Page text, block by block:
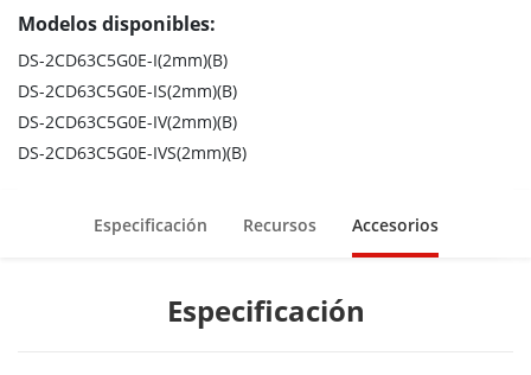
IP66/IK10, resistente al agua y a prueba de vándalos, no hay
necesidad de preocuparse por el ingreso de agua cuando se
utiliza en escenarios al aire libre
Con una lente de alta resolución de hasta 12 MP, la imagen
es muy clara incluso deformada en 4 imágenes PTZ
Modelos disponibles:
DS-2CD63C5G0E-I(2mm)(B)
DS-2CD63C5G0E-IS(2mm)(B)
DS-2CD63C5G0E-IV(2mm)(B)
DS-2CD63C5G0E-IVS(2mm)(B)
Especificación Recursos Accesorios
Especificación